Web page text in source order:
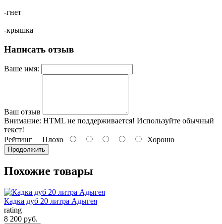
-гнет
-крышка
Написать отзыв
Ваше имя:
Ваш отзыв
Внимание: HTML не поддерживается! Используйте обычный
текст!
Рейтинг Плохо Хорошо
Продолжить
Похожие товары
Кадка дуб 20 литра Адыгея
rating
8 200 руб.